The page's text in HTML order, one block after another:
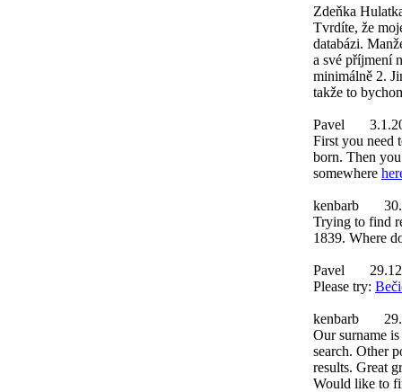
Zdeňka
Tvrdíte, že
databázi.
a své příjmení
minimálně 2.
takže to
Pavel
First you need
born. Then
somewhere
kenbarb
Trying to find
1839. Where
Pavel
Please try:
kenbarb
Our surname
search. Other
results. Great
Would like to